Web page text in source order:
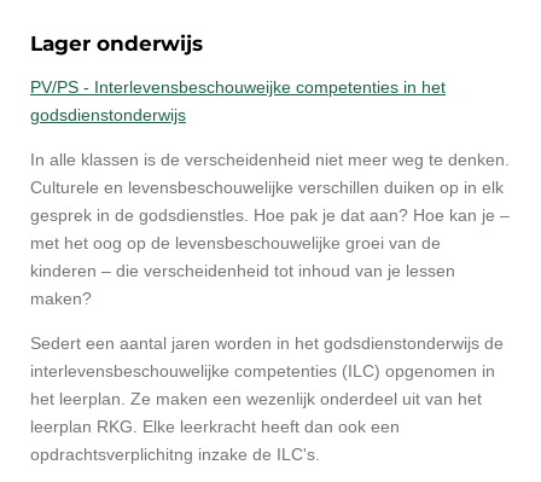
Lager onderwijs
PV/PS - Interlevensbeschouweijke competenties in het
godsdienstonderwijs
In alle klassen is de verscheidenheid niet meer weg te denken.
Culturele en levensbeschouwelijke verschillen duiken op in elk
gesprek in de godsdienstles. Hoe pak je dat aan? Hoe kan je –
met het oog op de levensbeschouwelijke groei van de
kinderen – die verscheidenheid tot inhoud van je lessen
maken?
Sedert een aantal jaren worden in het godsdienstonderwijs de
interlevensbeschouwelijke competenties (ILC) opgenomen in
het leerplan. Ze maken een wezenlijk onderdeel uit van het
leerplan RKG. Elke leerkracht heeft dan ook een
opdrachtsverplichitng inzake de ILC's.